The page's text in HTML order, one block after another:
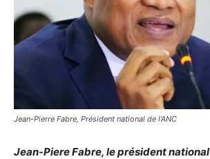
Jean-Pierre Fabre, Président national de l'ANC
Jean-PiereFabre, le président